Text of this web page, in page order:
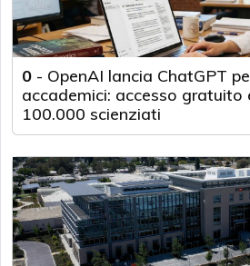
0 - OpenAI lancia ChatGPT
accademici: accesso
100.000 scienziati